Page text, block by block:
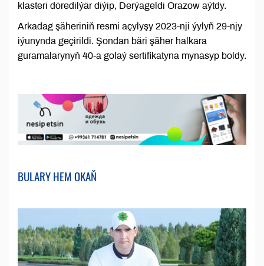
klasteri döredilýär diýip, Derýageldi Orazow aýtdy.
Arkadag şäheriniň resmi açylyşy 2023-nji ýylyň 29-njy
iýunynda geçirildi. Şondan bäri şäher halkara
guramalarynyň 40-a golaý sertifikatyna mynasyp boldy.
BULARY HEM OKAŇ